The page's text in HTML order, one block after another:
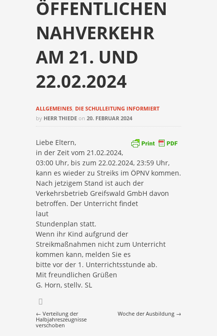
ÖFFENTLICHEN
NAHVERKEHR
AM 21. UND
22.02.2024
ALLGEMEINES, DIE SCHULLEITUNG INFORMIERT
by HERR THIEDE on 20. FEBRUAR 2024
Liebe Eltern,
in der Zeit vom 21.02.2024,
03:00 Uhr, bis zum 22.02.2024, 23:59 Uhr,
kann es wieder zu Streiks im ÖPNV kommen.
Nach jetzigem Stand ist auch der
Verkehrsbetrieb Greifswald GmbH davon
betroffen. Der Unterricht findet
laut
Stundenplan statt.
Wenn ihr Kind aufgrund der
Streikmaßnahmen nicht zum Unterricht
kommen kann, melden Sie es
bitte vor der 1. Unterrichtsstunde ab.
Mit freundlichen Grüßen
G. Horn, stellv. SL
Post navigation
← Verteilung der
Halbjahreszeugnisse
verschoben
Woche der Ausbildung →